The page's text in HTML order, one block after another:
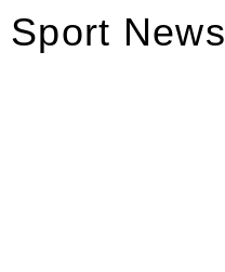
Sport News